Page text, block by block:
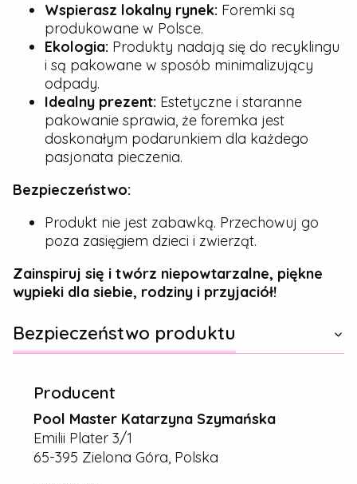
Wspierasz lokalny rynek: Foremki są
produkowane w Polsce.
Ekologia: Produkty nadają się do recyklingu
i są pakowane w sposób minimalizujący
odpady.
Idealny prezent: Estetyczne i staranne
pakowanie sprawia, że foremka jest
doskonałym podarunkiem dla każdego
pasjonata pieczenia.
Bezpieczeństwo:
Produkt nie jest zabawką. Przechowuj go
poza zasięgiem dzieci i zwierząt.
Zainspiruj się i twórz niepowtarzalne, piękne
wypieki dla siebie, rodziny i przyjaciół!
Bezpieczeństwo produktu
Producent
Pool Master Katarzyna Szymańska
Emilii Plater 3/1
65-395 Zielona Góra, Polska